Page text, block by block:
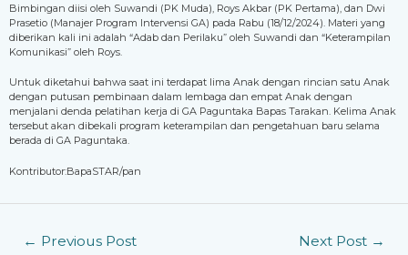
Bimbingan diisi oleh Suwandi (PK Muda), Roys Akbar (PK Pertama), dan Dwi
Prasetio (Manajer Program Intervensi GA) pada Rabu (18/12/2024). Materi yang
diberikan kali ini adalah “Adab dan Perilaku” oleh Suwandi dan “Keterampilan
Komunikasi” oleh Roys.
Untuk diketahui bahwa saat ini terdapat lima Anak dengan rincian satu Anak
dengan putusan pembinaan dalam lembaga dan empat Anak dengan
menjalani denda pelatihan kerja di GA Paguntaka Bapas Tarakan. Kelima Anak
tersebut akan dibekali program keterampilan dan pengetahuan baru selama
berada di GA Paguntaka.
Kontributor:BapaSTAR/pan
← Previous Post Next Post →